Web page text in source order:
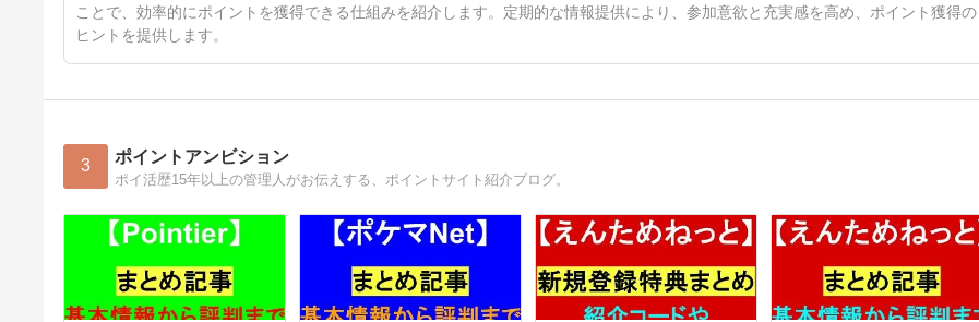
ことで、効率的にポイントを獲得できる仕組みを紹介します。定期的な情報提供により、参加意欲と充実感を高め、ポイント獲得の
ヒントを提供します。
3 ポイントアンビション
ポイ活歴15年以上の管理人がお伝えする、ポイントサイト紹介ブログ。